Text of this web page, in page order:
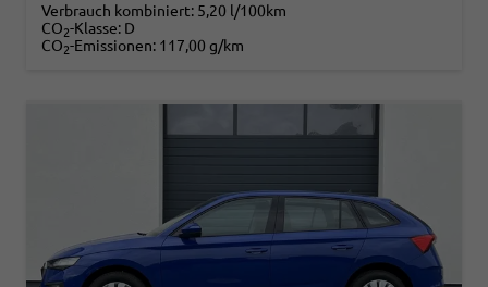
Verbrauch kombiniert: 5,20 l/100km
CO2-Klasse: D
CO2-Emissionen: 117,00 g/km